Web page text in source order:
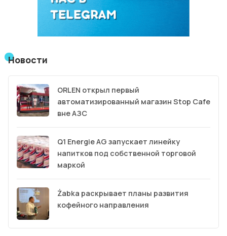
Новости
ORLEN открыл первый
автоматизированный магазин Stop Cafe
вне АЗС
Q1 Energie AG запускает линейку
напитков под собственной торговой
маркой
Żabka раскрывает планы развития
кофейного направления